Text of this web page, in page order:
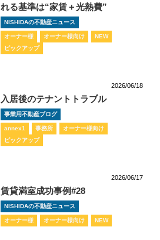
れる基準は“家賃＋光熱費”
NISHIDAの不動産ニュース
オーナー様 オーナー様向け
NEW
ピックアップ
2026/06/18
入居後のテナントトラブル
事業用不動産ブログ
annex1 事務所
オーナー様向け
ピックアップ
2026/06/17
賃貸満室成功事例#28
NISHIDAの不動産ニュース
オーナー様 オーナー様向け NEW